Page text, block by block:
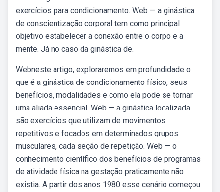
exercícios para condicionamento. Web — a ginástica
de conscientização corporal tem como principal
objetivo estabelecer a conexão entre o corpo e a
mente. Já no caso da ginástica de.
Webneste artigo, exploraremos em profundidade o
que é a ginástica de condicionamento físico, seus
benefícios, modalidades e como ela pode se tornar
uma aliada essencial. Web — a ginástica localizada
são exercícios que utilizam de movimentos
repetitivos e focados em determinados grupos
musculares, cada seção de repetição. Web — o
conhecimento científico dos benefícios de programas
de atividade física na gestação praticamente não
existia. A partir dos anos 1980 esse cenário começou